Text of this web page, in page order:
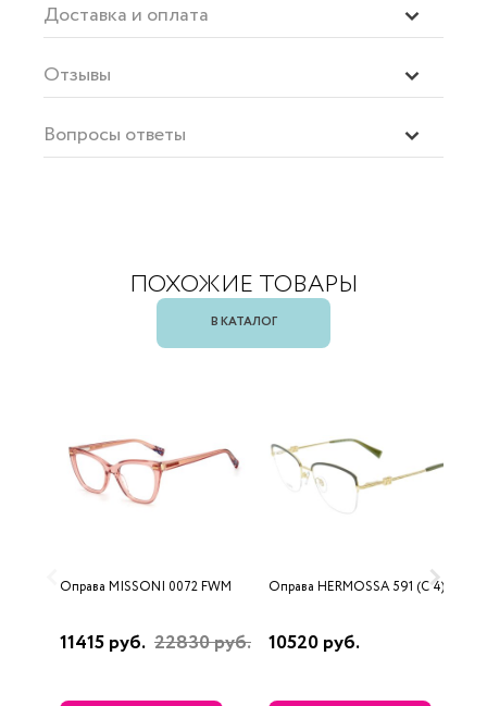
Доставка и оплата
Отзывы
Вопросы ответы
ПОХОЖИЕ ТОВАРЫ
В КАТАЛОГ
Оправа MISSONI 0072 FWM
11415 руб. 22830 руб.
Оправа HERMOSSA 591 (C 4)
10520 руб.